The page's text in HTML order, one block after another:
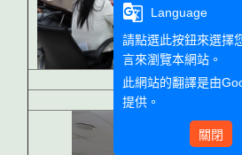
交流討論
g_translate
Language
請點選此按鈕來選擇
言來瀏覽本網站。
此網站的翻譯是由
提供。
關閉